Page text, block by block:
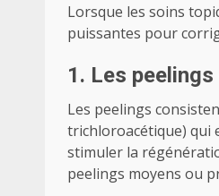
Lorsque les soins
puissantes pour
1. Les
Les peelings
trichloroacétique) qui
stimuler la
peelings moyens ou